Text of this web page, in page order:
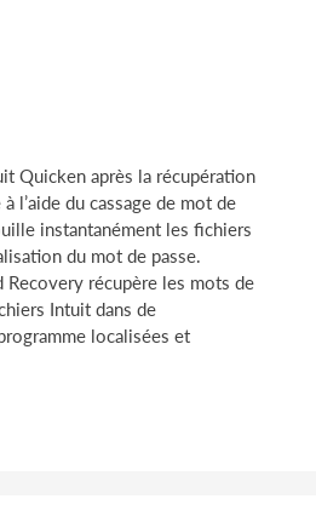
Quicken après la récupération
l’aide du cassage de mot de
instantanément les fichiers
du mot de passe.
récupère les mots de
Intuit dans de
localisées et